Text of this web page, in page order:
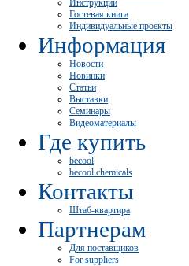
Инструкции
Гостевая книга
Индивидуальные проекты
Информация
Новости
Новинки
Статьи
Выставки
Семинары
Видеоматериалы
Где купить
becool
becool chemicals
Контакты
Штаб-квартира
Партнерам
Для поставщиков
For suppliers